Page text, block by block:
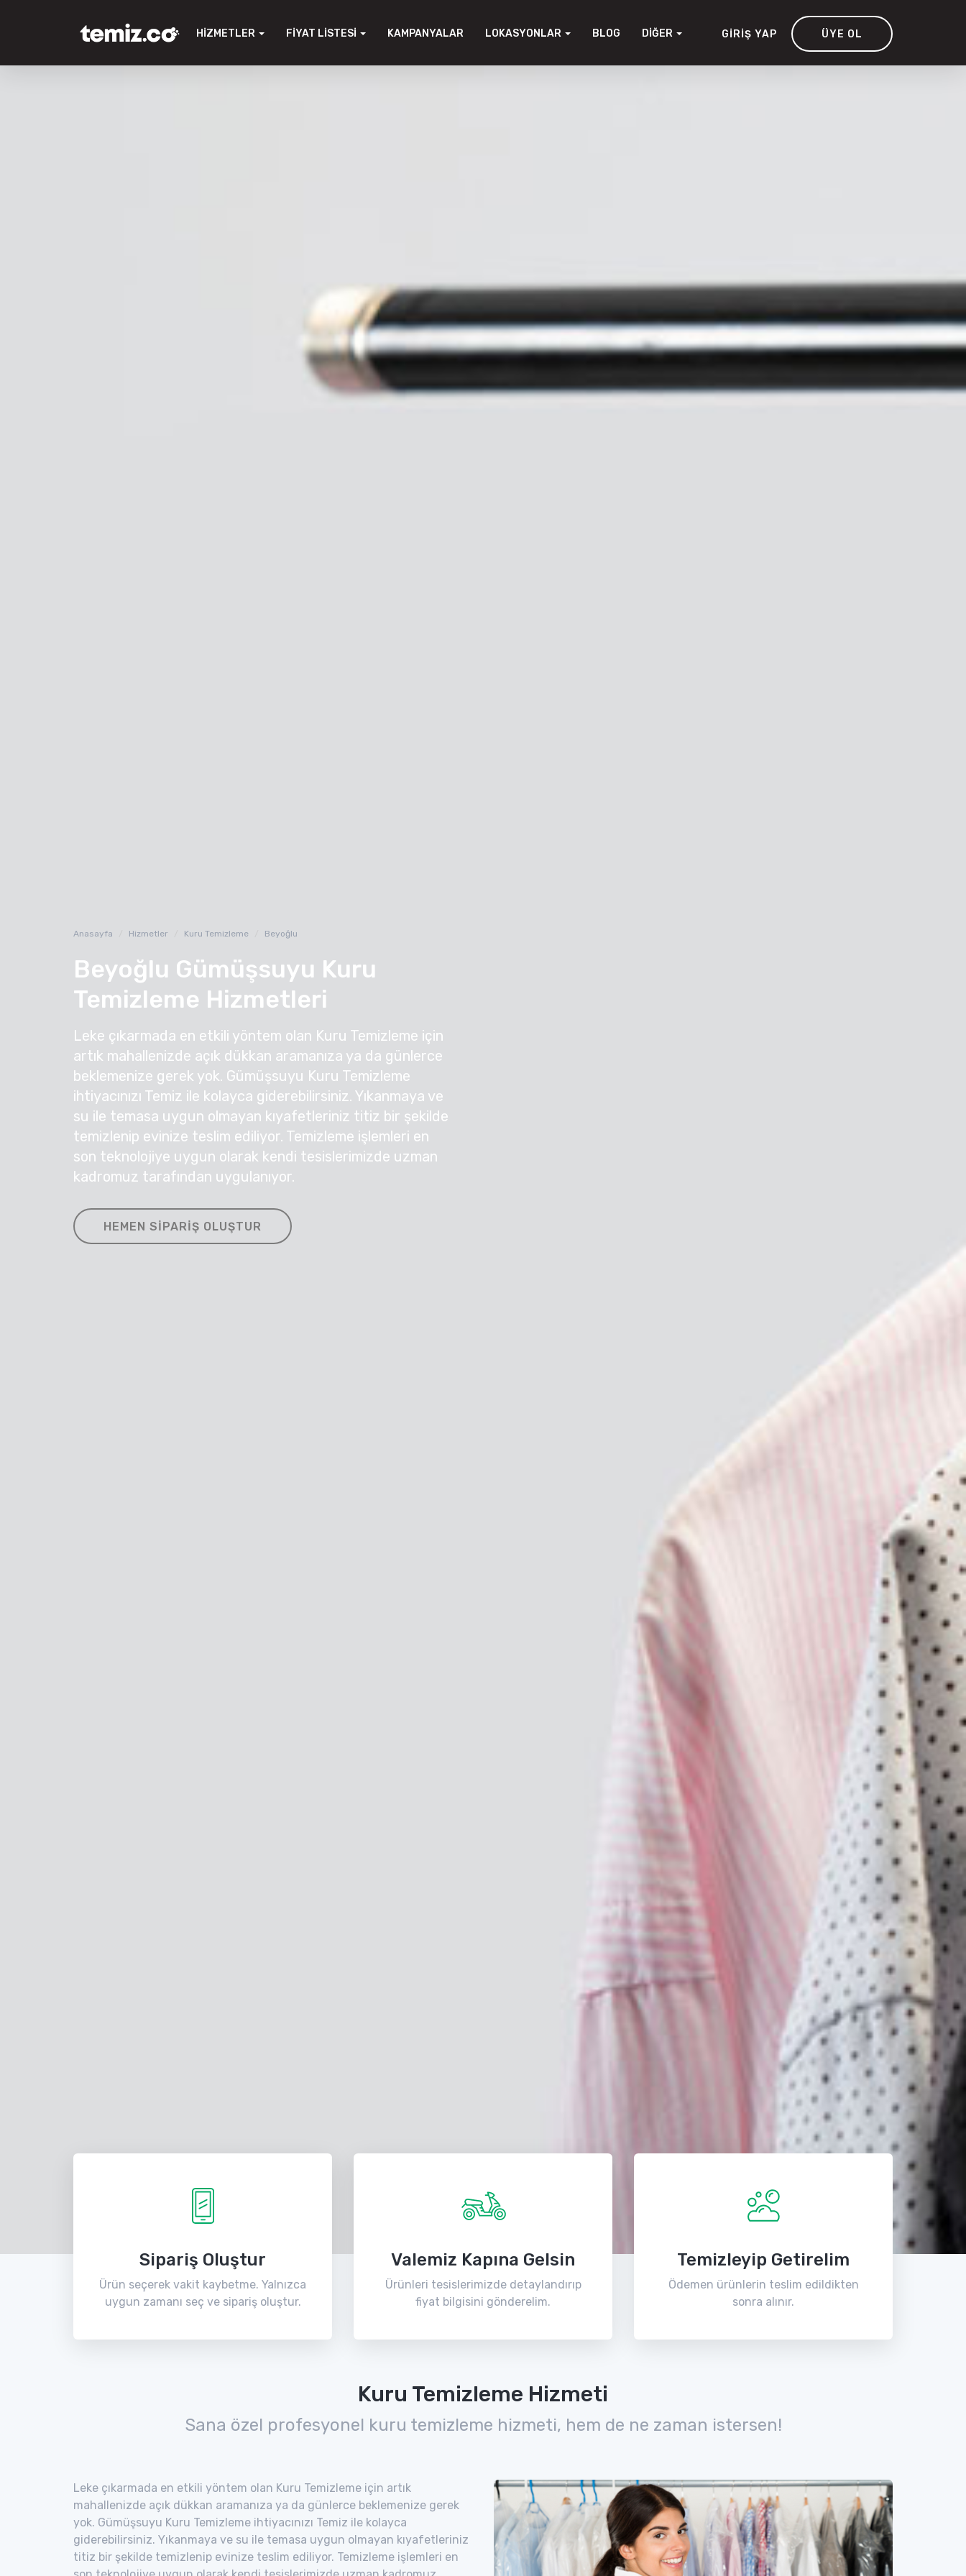
HIZMETLER FIYAT LISTESI KAMPANYALAR LOKASYONLAR BLOG DIĞER GIRIŞ YAP ÜYE OL
Anasayfa Hizmetler Kuru Temizleme Beyoğlu
Beyoğlu Gümüşsuyu Kuru
Temizleme Hizmetleri
Leke çıkarmada en etkili yöntem olan Kuru Temizleme için
artık mahallenizde açık dükkan aramanıza ya da günlerce
beklemenize gerek yok. Gümüşsuyu Kuru Temizleme
ihtiyacınızı Temiz ile kolayca giderebilirsiniz. Yıkanmaya ve
su ile temasa uygun olmayan kıyafetleriniz titiz bir şekilde
temizlenip evinize teslim ediliyor. Temizleme işlemleri en
son teknolojiye uygun olarak kendi tesislerimizde uzman
kadromuz tarafından uygulanıyor.
HEMEN SIPARIŞ OLUŞTUR
Sipariş Oluştur
Ürün seçerek vakit kaybetme. Yalnızca
uygun zamanı seç ve sipariş oluştur.
Valemiz Kapına Gelsin
Ürünleri tesislerimizde detaylandırıp
fiyat bilgisini gönderelim.
Temizleyip Getirelim
Ödemen ürünlerin teslim edildikten
sonra alınır.
Kuru Temizleme Hizmeti
Sana özel profesyonel kuru temizleme hizmeti, hem de ne zaman istersen!
Leke çıkarmada en etkili yöntem olan Kuru Temizleme için artık
mahallenizde açık dükkan aramanıza ya da günlerce beklemenize gerek
yok. Gümüşsuyu Kuru Temizleme ihtiyacınızı Temiz ile kolayca
giderebilirsiniz. Yıkanmaya ve su ile temasa uygun olmayan kıyafetleriniz
titiz bir şekilde temizlenip evinize teslim ediliyor. Temizleme işlemleri en